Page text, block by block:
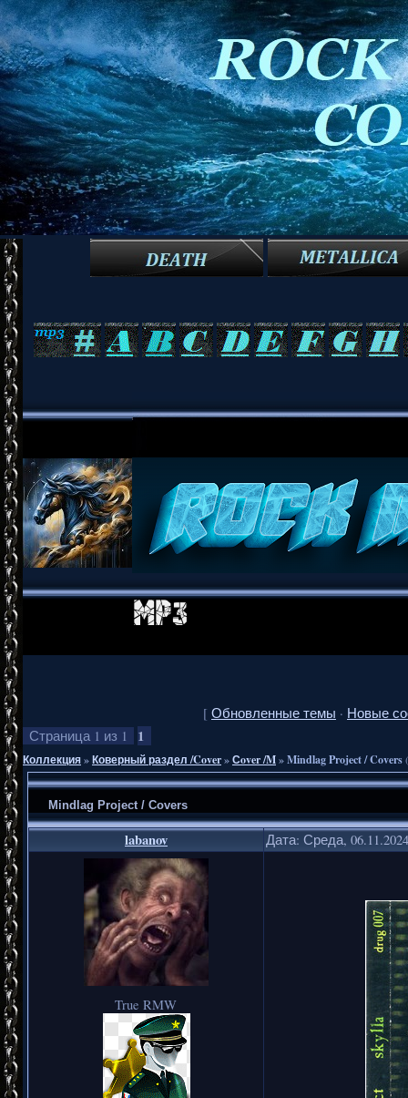
[ Обновленные темы · Новые
Страница 1 из 1 1
Коллекция»Коверный раздел /Cover»Сover /M»Mindlag Project / Covers
Mindlag Project / Covers
labanov Дата: Среда,
True RMW